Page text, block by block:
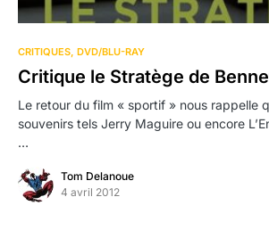
CRITIQUES DVD/BLU-RAY
Critique le Stratège de
Le retour du film « sportif » nous rappelle
souvenirs tels Jerry Maguire ou encore
…
Tom Delanoue
4 avril 2012